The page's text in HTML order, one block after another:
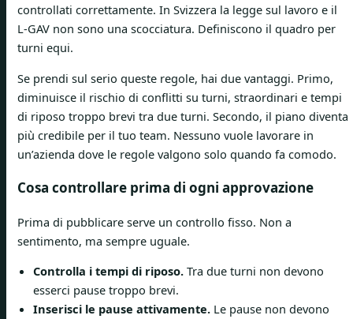
controllati correttamente. In Svizzera la legge sul lavoro e il
L-GAV non sono una scocciatura. Definiscono il quadro per
turni equi.
Se prendi sul serio queste regole, hai due vantaggi. Primo,
diminuisce il rischio di conflitti su turni, straordinari e tempi
di riposo troppo brevi tra due turni. Secondo, il piano diventa
più credibile per il tuo team. Nessuno vuole lavorare in
un’azienda dove le regole valgono solo quando fa comodo.
Cosa controllare prima di ogni approvazione
Prima di pubblicare serve un controllo fisso. Non a
sentimento, ma sempre uguale.
Controlla i tempi di riposo. Tra due turni non devono
esserci pause troppo brevi.
Inserisci le pause attivamente. Le pause non devono